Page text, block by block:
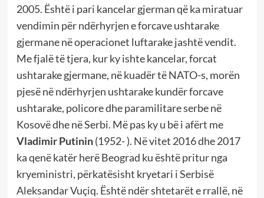
2005. Është i pari kancelar gjerman që ka miratuar
vendimin për ndërhyrjen e forcave ushtarake
gjermane në operacionet luftarake jashtë vendit.
Me fjalë të tjera, kur ky ishte kancelar, forcat
ushtarake gjermane, në kuadër të NATO-s, morën
pjesë në ndërhyrjen ushtarake kundër forcave
ushtarake, policore dhe paramilitare serbe në
Kosovë dhe në Serbi. Më pas ky u bë i afërt me
Vladimir Putinin(1952- ). Në vitet 2016 dhe 2017
ka qenë katër herë Beograd ku është pritur nga
kryeministri, përkatësisht kryetari i Serbisë
Aleksandar Vuçiq. Është ndër shtetarët e rrallë, në